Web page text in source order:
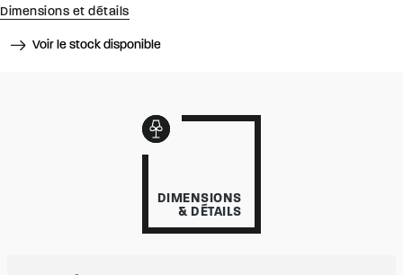
Dimensions et détails
Voir le stock disponible
DIMENSIONS
& DÉTAILS